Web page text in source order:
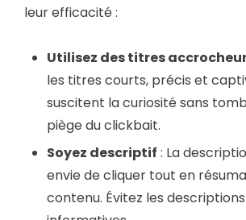
leur efficacité :
Utilisez des titres
les titres courts, précis et
suscitent la curiosité sans
piège du clickbait.
Soyez descriptif : La
envie de cliquer tout en
contenu. Évitez les